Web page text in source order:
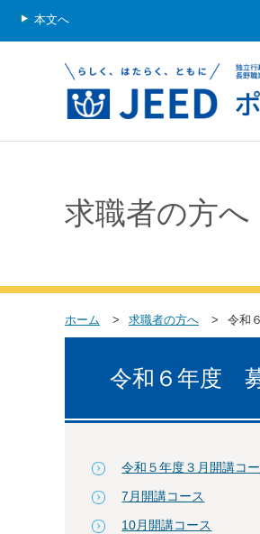
本文へ
求職者の方へ
ホーム 求職者の方へ 令和
令和６年度
令和５年度３月開講コ
7月開講コース
10月開講コース